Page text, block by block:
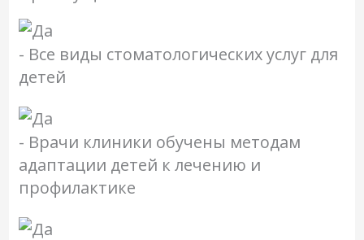
- Все виды стоматологических услуг для
детей
- Врачи клиники обучены методам
адаптации детей к лечению и
профилактике